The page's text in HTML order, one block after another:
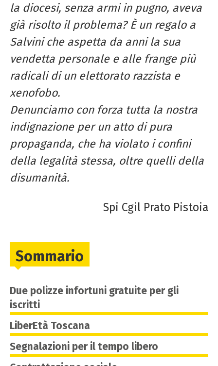
la diocesi, senza armi in pugno, aveva
già risolto il problema? È un regalo a
Salvini che aspetta da anni la sua
vendetta personale e alle frange più
radicali di un elettorato razzista e
xenofobo.
Denunciamo con forza tutta la nostra
indignazione per un atto di pura
propaganda, che ha violato i confini
della legalità stessa, oltre quelli della
disumanità.
Spi Cgil Prato Pistoia
Sommario
Due polizze infortuni gratuite per gli
iscritti
LiberEtà Toscana
Segnalazioni per il tempo libero